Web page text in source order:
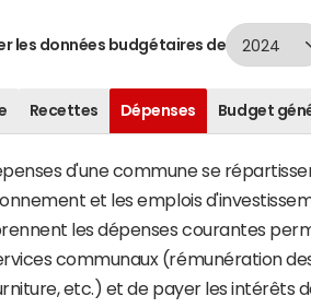
les données budgétaires de
Recettes Dépenses Budget
d'une commune se
et les emplois
les dépenses courantes
communaux (rémunération
etc.) et de payer les intérêts